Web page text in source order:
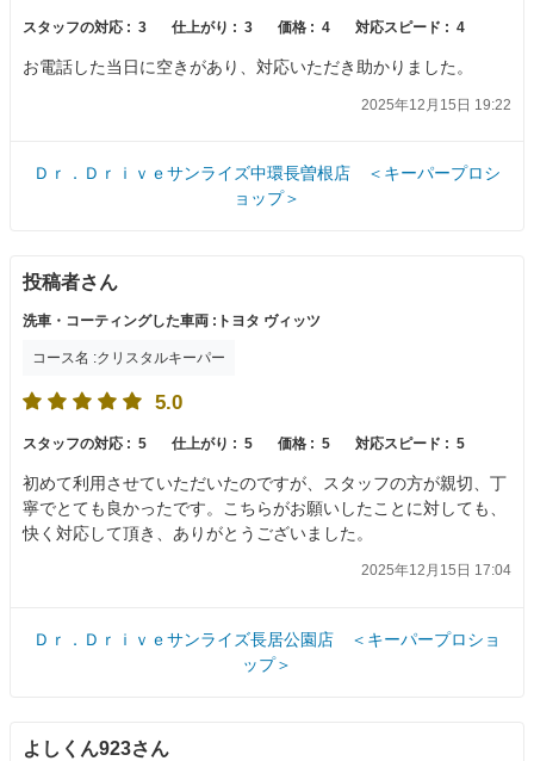
スタッフの対応 : 3 仕上がり : 3 価格 : 4 対応スピード : 4
お電話した当日に空きがあり、対応いただき助かりました。
2025年12月15日 19:22
Ｄｒ．Ｄｒｉｖｅサンライズ中環長曽根店 ＜キーパープロシ
ョップ＞
投稿者さん
洗車・コーティングした車両 :トヨタ ヴィッツ
コース名 :クリスタルキーパー
5.0
スタッフの対応 : 5 仕上がり : 5 価格 : 5 対応スピード : 5
初めて利用させていただいたのですが、スタッフの方が親切、丁
寧でとても良かったです。こちらがお願いしたことに対しても、
快く対応して頂き、ありがとうございました。
2025年12月15日 17:04
Ｄｒ．Ｄｒｉｖｅサンライズ長居公園店 ＜キーパープロショ
ップ＞
よしくん923さん